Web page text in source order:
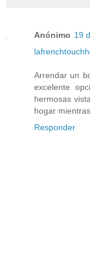
Anónimo 19
Arrendar un
excelente
hermosas
hogar
Responder